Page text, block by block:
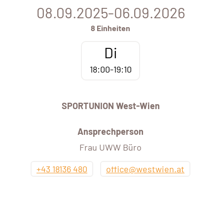
08.09.2025-06.09.2026
8 Einheiten
Di
18:00-19:10
SPORTUNION West-Wien
Ansprechperson
Frau UWW Büro
+43 18136 480
office@westwien.at